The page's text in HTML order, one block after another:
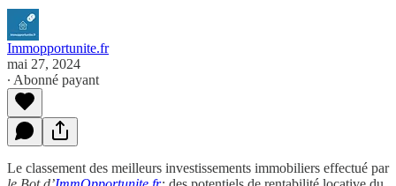
Immopportunite.fr
mai 27, 2024
∙ Abonné payant
Le classement des meilleurs investissements immobiliers effectué par